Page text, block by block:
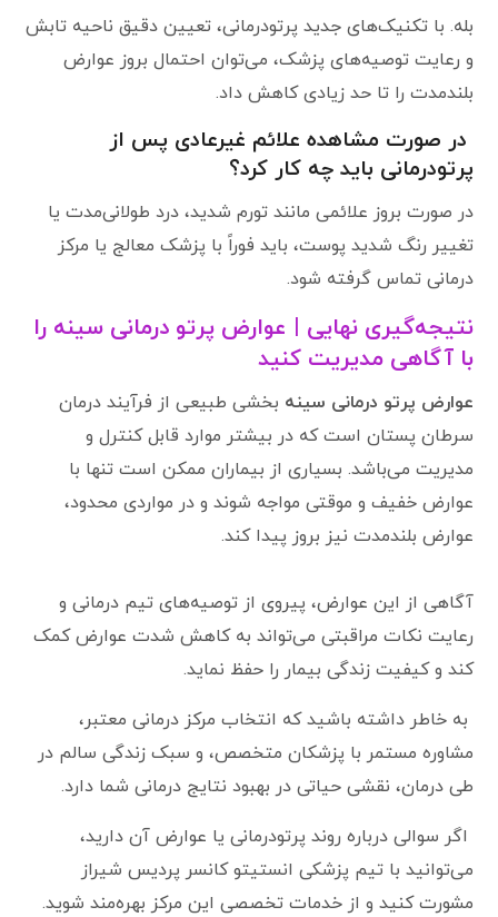
بله. با تکنیک‌های جدید پرتودرمانی، تعیین دقیق ناحیه تابش
و رعایت توصیه‌های پزشک، می‌توان احتمال بروز عوارض
بلندمدت را تا حد زیادی کاهش داد.
در صورت مشاهده علائم غیرعادی پس از
پرتودرمانی باید چه کار کرد؟
در صورت بروز علائمی مانند تورم شدید، درد طولانی‌مدت یا
تغییر رنگ شدید پوست، باید فوراً با پزشک معالج یا مرکز
درمانی تماس گرفته شود.
نتیجه‌گیری نهایی | عوارض پرتو درمانی سینه را
با آگاهی مدیریت کنید
عوارض پرتو درمانی سینه بخشی طبیعی از فرآیند درمان
سرطان پستان است که در بیشتر موارد قابل کنترل و
مدیریت می‌باشد. بسیاری از بیماران ممکن است تنها با
عوارض خفیف و موقتی مواجه شوند و در مواردی محدود،
عوارض بلندمدت نیز بروز پیدا کند.
آگاهی از این عوارض، پیروی از توصیه‌های تیم درمانی و
رعایت نکات مراقبتی می‌تواند به کاهش شدت عوارض کمک
کند و کیفیت زندگی بیمار را حفظ نماید.
به خاطر داشته باشید که انتخاب مرکز درمانی معتبر،
مشاوره مستمر با پزشکان متخصص، و سبک زندگی سالم در
طی درمان، نقشی حیاتی در بهبود نتایج درمانی شما دارد.
اگر سوالی درباره روند پرتودرمانی یا عوارض آن دارید،
می‌توانید با تیم پزشکی انستیتو کانسر پردیس شیراز
مشورت کنید و از خدمات تخصصی این مرکز بهره‌مند شوید.